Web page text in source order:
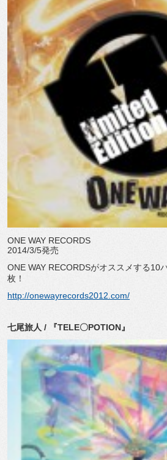
ONE WAY RECORDS
2014/3/5発売
ONE WAY RECORDSがオススメする10
枚！
http://onewayrecords2012.com/
七尾旅人 / 『TELE〇POTION』